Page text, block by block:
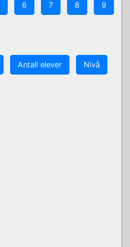
6 7 8 9
Antall elever Nivå